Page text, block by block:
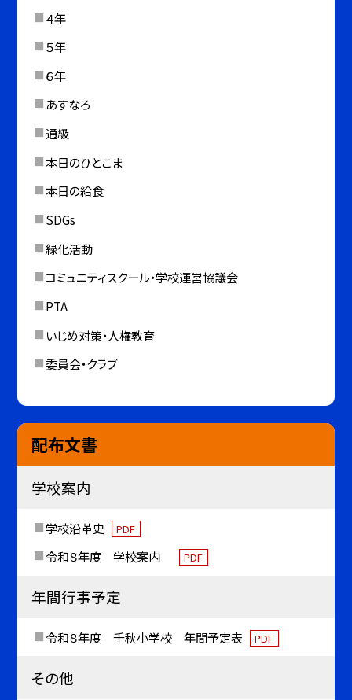
４年
５年
６年
あすなろ
通級
本日のひとこま
本日の給食
SDGs
緑化活動
コミュニティスクール・学校運営協議会
PTA
いじめ対策・人権教育
委員会・クラブ
配布文書
学校案内
学校沿革史 PDF
令和８年度 学校案内 PDF
年間行事予定
令和８年度 千秋小学校 年間予定表 PDF
その他